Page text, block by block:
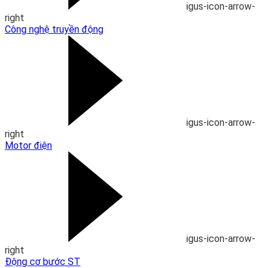
igus-icon-arrow-
right
Công nghệ truyền động
igus-icon-arrow-
right
Motor điện
igus-icon-arrow-
right
Động cơ bước ST